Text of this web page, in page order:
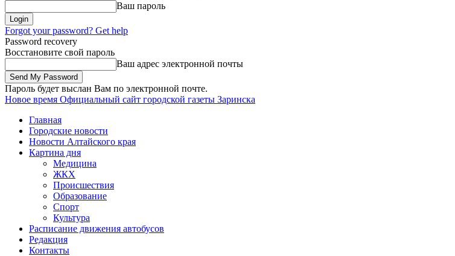
Ваш пароль
Forgot your password? Get help
Password recovery
Восстановите свой пароль
Ваш адрес электронной почты
Пароль будет выслан Вам по электронной почте.
Новое время Официальный сайт городской газеты Заринска
Главная
Городские новости
Новости Алтайского края
Картина дня
Медицина
ЖКХ
Происшествия
Образование
Спорт
Культура
Расписание движения автобусов
Редакция
Контакты